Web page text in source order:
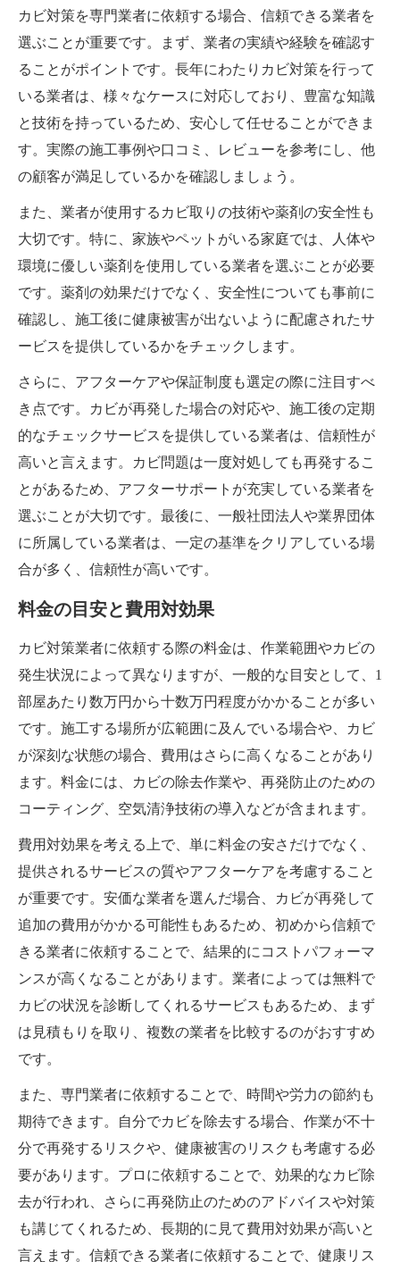
カビ対策を専門業者に依頼する場合、信頼できる業者を
選ぶことが重要です。まず、業者の実績や経験を確認す
ることがポイントです。長年にわたりカビ対策を行って
いる業者は、様々なケースに対応しており、豊富な知識
と技術を持っているため、安心して任せることができま
す。実際の施工事例や口コミ、レビューを参考にし、他
の顧客が満足しているかを確認しましょう。
また、業者が使用するカビ取りの技術や薬剤の安全性も
大切です。特に、家族やペットがいる家庭では、人体や
環境に優しい薬剤を使用している業者を選ぶことが必要
です。薬剤の効果だけでなく、安全性についても事前に
確認し、施工後に健康被害が出ないように配慮されたサ
ービスを提供しているかをチェックします。
さらに、アフターケアや保証制度も選定の際に注目すべ
き点です。カビが再発した場合の対応や、施工後の定期
的なチェックサービスを提供している業者は、信頼性が
高いと言えます。カビ問題は一度対処しても再発するこ
とがあるため、アフターサポートが充実している業者を
選ぶことが大切です。最後に、一般社団法人や業界団体
に所属している業者は、一定の基準をクリアしている場
合が多く、信頼性が高いです。
料金の目安と費用対効果
カビ対策業者に依頼する際の料金は、作業範囲やカビの
発生状況によって異なりますが、一般的な目安として、1
部屋あたり数万円から十数万円程度がかかることが多い
です。施工する場所が広範囲に及んでいる場合や、カビ
が深刻な状態の場合、費用はさらに高くなることがあり
ます。料金には、カビの除去作業や、再発防止のための
コーティング、空気清浄技術の導入などが含まれます。
費用対効果を考える上で、単に料金の安さだけでなく、
提供されるサービスの質やアフターケアを考慮すること
が重要です。安価な業者を選んだ場合、カビが再発して
追加の費用がかかる可能性もあるため、初めから信頼で
きる業者に依頼することで、結果的にコストパフォーマ
ンスが高くなることがあります。業者によっては無料で
カビの状況を診断してくれるサービスもあるため、まず
は見積もりを取り、複数の業者を比較するのがおすすめ
です。
また、専門業者に依頼することで、時間や労力の節約も
期待できます。自分でカビを除去する場合、作業が不十
分で再発するリスクや、健康被害のリスクも考慮する必
要があります。プロに依頼することで、効果的なカビ除
去が行われ、さらに再発防止のためのアドバイスや対策
も講じてくれるため、長期的に見て費用対効果が高いと
言えます。信頼できる業者に依頼することで、健康リス